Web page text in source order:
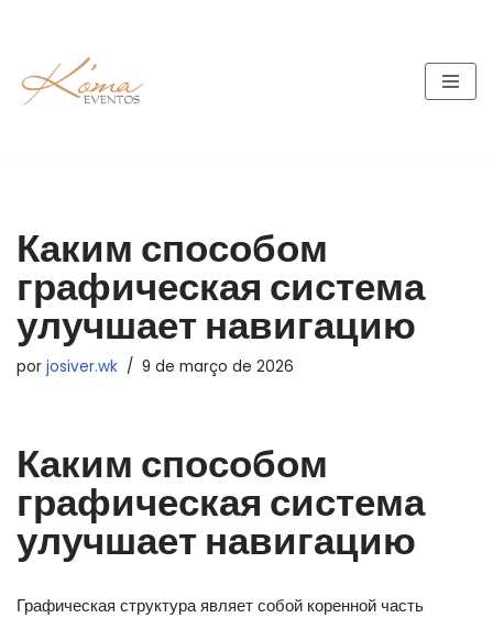
para
o
Каким способом
графическая система
улучшает навигацию
por josiver.wk 9 de março de 2026
Каким способом
графическая система
улучшает навигацию
Графическая структура являет собой коренной часть